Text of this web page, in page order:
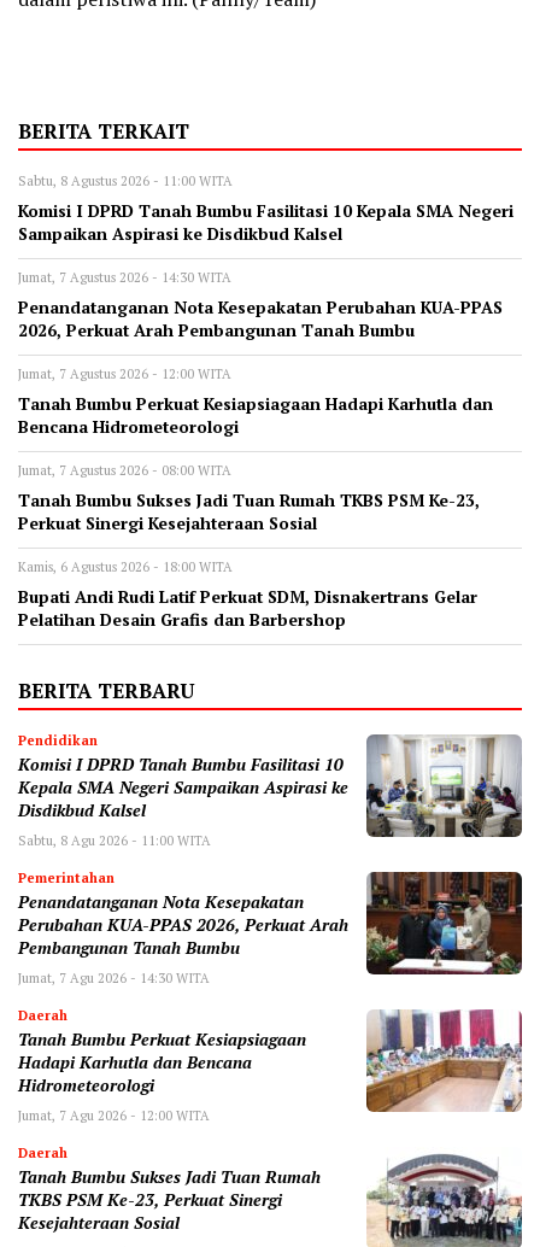
BERITA TERKAIT
Sabtu, 8 Agustus 2026 - 11:00 WITA
Komisi I DPRD Tanah Bumbu Fasilitasi 10 Kepala SMA Negeri
Sampaikan Aspirasi ke Disdikbud Kalsel
Jumat, 7 Agustus 2026 - 14:30 WITA
Penandatanganan Nota Kesepakatan Perubahan KUA-PPAS
2026, Perkuat Arah Pembangunan Tanah Bumbu
Jumat, 7 Agustus 2026 - 12:00 WITA
Tanah Bumbu Perkuat Kesiapsiagaan Hadapi Karhutla dan
Bencana Hidrometeorologi
Jumat, 7 Agustus 2026 - 08:00 WITA
Tanah Bumbu Sukses Jadi Tuan Rumah TKBS PSM Ke-23,
Perkuat Sinergi Kesejahteraan Sosial
Kamis, 6 Agustus 2026 - 18:00 WITA
Bupati Andi Rudi Latif Perkuat SDM, Disnakertrans Gelar
Pelatihan Desain Grafis dan Barbershop
BERITA TERBARU
Pendidikan
Komisi I DPRD Tanah Bumbu Fasilitasi 10
Kepala SMA Negeri Sampaikan Aspirasi ke
Disdikbud Kalsel
Sabtu, 8 Agu 2026 - 11:00 WITA
Pemerintahan
Penandatanganan Nota Kesepakatan
Perubahan KUA-PPAS 2026, Perkuat Arah
Pembangunan Tanah Bumbu
Jumat, 7 Agu 2026 - 14:30 WITA
Daerah
Tanah Bumbu Perkuat Kesiapsiagaan
Hadapi Karhutla dan Bencana
Hidrometeorologi
Jumat, 7 Agu 2026 - 12:00 WITA
Daerah
Tanah Bumbu Sukses Jadi Tuan Rumah
TKBS PSM Ke-23, Perkuat Sinergi
Kesejahteraan Sosial